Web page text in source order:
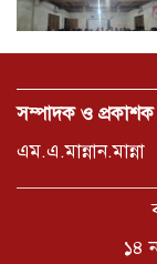
সম্পাদক ও
এম.এ.মান্নান.মান্না
১৪